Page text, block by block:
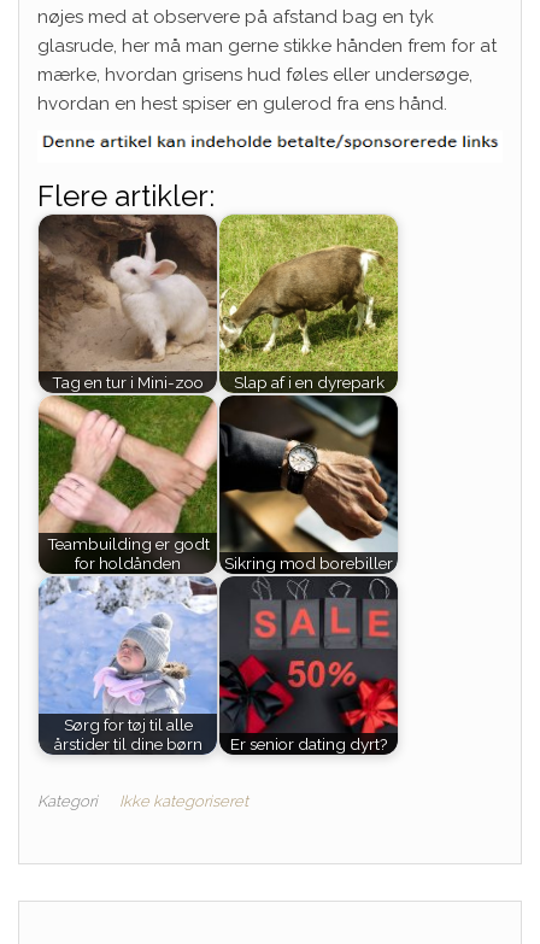
nøjes med at observere på afstand bag en tyk
glasrude, her må man gerne stikke hånden frem for at
mærke, hvordan grisens hud føles eller undersøge,
hvordan en hest spiser en gulerod fra ens hånd.
Flere artikler:
Tag en tur i Mini-zoo Slap af i en dyrepark
Teambuilding er godt
for holdånden
Sikring mod borebiller
Sørg for tøj til alle
årstider til dine børn
Er senior dating dyrt?
Kategori Ikke kategoriseret